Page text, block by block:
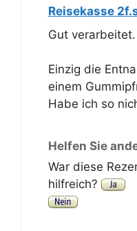
Reisekasse
Gut
Einzig die
einem
Habe ich so
Helfen Sie
War diese
hilfreich?